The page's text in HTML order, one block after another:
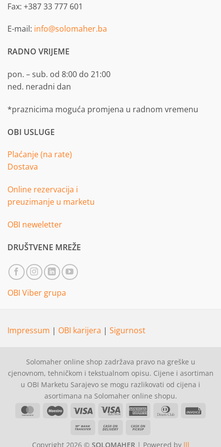
Fax: +387 33 777 601
E-mail: info@solomaher.ba
RADNO VRIJEME
pon. – sub. od 8:00 do 21:00
ned. neradni dan
*praznicima moguća promjena u radnom vremenu
OBI USLUGE
Plaćanje (na rate)
Dostava
Online rezervacija i
preuzimanje u marketu
OBI neweletter
DRUŠTVENE MREŽE
OBI Viber grupa
Impressum | OBI karijera | Sigurnost
Solomaher online shop zadržava pravo na greške u
cjenovnom, tehničkom i tekstualnom opisu. Cijene i asortiman
u OBI Marketu Sarajevo se mogu razlikovati od cijena i
asortimana na Solomaher online shopu.
MasterCardMaestro Visa
Visa
American Dinners
Bank
Cash
Copyright 2026 © SOLOMAHER | Powered by lll